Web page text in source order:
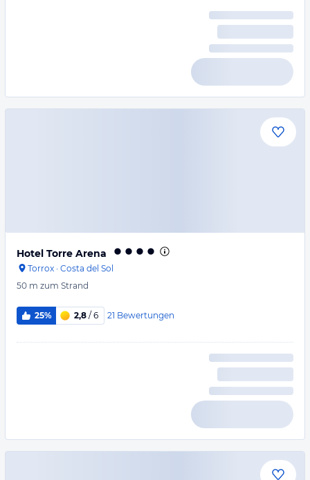
Hotel Torre Arena
Torrox · Costa del Sol
50 m zum Strand
25% 2,8 / 6 21 Bewertungen